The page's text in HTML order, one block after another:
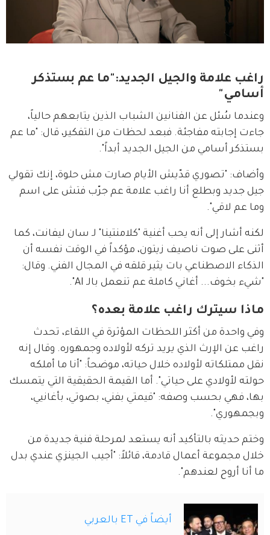
راغب علامة والجيل الجديد:"ما عم بستذكر
أسامي"
وعندما سُئل عن الفنانين الشباب الذين يتابعهم حالياً،
جاءت إجابته مفاجئة. فبعد لحظات من التفكير، قال: "ما عم
بستذكر أسامي من الجيل الجديد أبداً".
وأضاف: "تصوري قدّيش الأيام صارت مش حلوة، إنك تقولي
جيل جديد وبطلع أنا راغب علامة عم جرّب فتش على اسم
وما عم لاقي".
لكنه أشار إلى أنه يحب أغنية "كلامنتينا" لـ سان ليفانت، كما
أثنى على صوت ناصيف زيتون، مؤكداً في الوقت نفسه أن
الذكاء الاصطناعي بات يثير قلقه في المجال الفني. وقال:
"شيء بخوف... أغاني كاملة عم تنعمل بالـ AI".
ماذا سيترك راغب علامة بعده؟
وفي واحدة من أكثر اللحظات المؤثرة في اللقاء، تحدث
راغب عن الإرث الذي يريد تركه لأولاده وجمهوره. وقال إنه
نقل ممتلكاته لأولاده خلال حياته، موضحاً: "أنا ما أملكه
حولته لأولادي على حياتي". أما القيمة الحقيقية التي يتمسك
بها، فهي بحسب وصفه: "قيمتي بفني، بصوتي، بأغانيي،
وبجمهوري".
وختم حديثه بالتأكيد أنه يستعد لمرحلة فنية جديدة من
خلال مجموعة أعمال قادمة، قائلاً: "أجيب الجينزي عندي بدل
ما أنا أروح لعندهم".
أيضاً في ET بالعربي